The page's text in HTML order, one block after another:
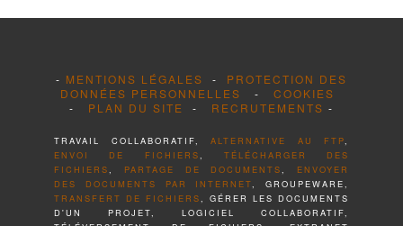
- MENTIONS LÉGALES - PROTECTION DES
DONNÉES PERSONNELLES - COOKIES
-
PLAN DU SITE - RECRUTEMENTS -
TRAVAIL COLLABORATIF, ALTERNATIVE AU FTP,
ENVOI DE FICHIERS, TÉLÉCHARGER DES
FICHIERS, PARTAGE DE DOCUMENTS, ENVOYER
DES DOCUMENTS PAR INTERNET, GROUPEWARE,
TRANSFERT DE FICHIERS, GÉRER LES DOCUMENTS
D'UN PROJET, LOGICIEL COLLABORATIF,